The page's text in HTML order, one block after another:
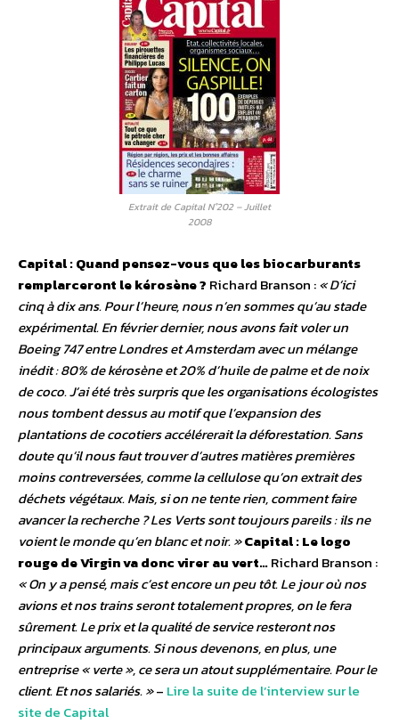
Extrait de Capital N°202 – Juillet
2008
Capital : Quand pensez-vous que les biocarburants
remplarceront le kérosène ? Richard Branson :« D’ici
cinq à dix ans. Pour l’heure, nous n’en sommes qu’au stade
expérimental. En février dernier, nous avons fait voler un
Boeing 747 entre Londres et Amsterdam avec un mélange
inédit : 80% de kérosène et 20% d’huile de palme et de noix
de coco. J’ai été très surpris que les organisations écologistes
nous tombent dessus au motif que l’expansion des
plantations de cocotiers accélérerait la déforestation. Sans
doute qu’il nous faut trouver d’autres matières premières
moins contreversées, comme la cellulose qu’on extrait des
déchets végétaux. Mais, si on ne tente rien, comment faire
avancer la recherche ? Les Verts sont toujours pareils : ils ne
voient le monde qu’en blanc et noir. »Capital : Le logo
rouge de Virgin va donc virer au vert…Richard Branson :
« On y a pensé, mais c’est encore un peu tôt. Le jour où nos
avions et nos trains seront totalement propres, on le fera
sûrement. Le prix et la qualité de service resteront nos
principaux arguments. Si nous devenons, en plus, une
entreprise « verte », ce sera un atout supplémentaire. Pour le
client. Et nos salariés. »– Lire la suite de l’interview sur le
site de Capital